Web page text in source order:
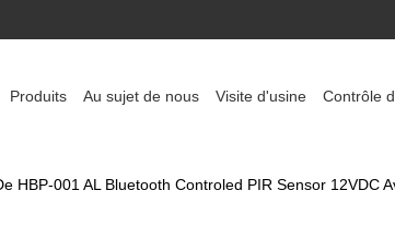
Produits Au sujet de nous Visite d'usine Contrôle
HBP-001 AL Bluetooth Controled PIR Sensor 12VDC